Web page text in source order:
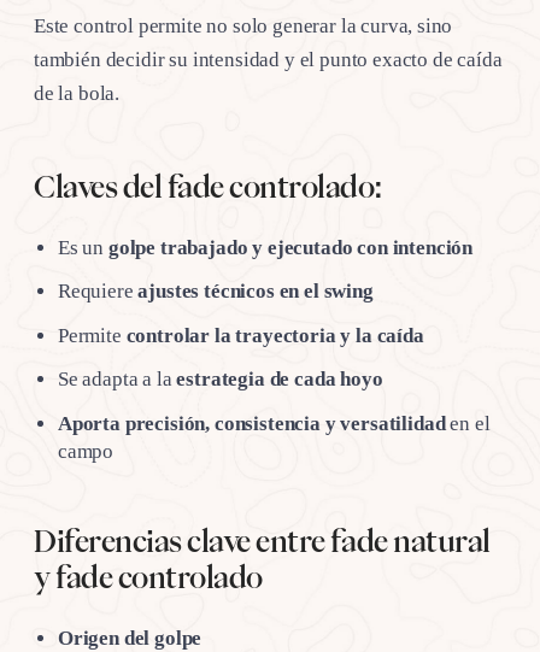
Este control permite no solo generar la curva, sino
también decidir su intensidad y el punto exacto de caída
de la bola.
Claves del fade controlado:
Es un golpe trabajado y ejecutado con intención
Requiereajustes técnicos en el swing
Permite controlar la trayectoria y la caída
Se adapta a laestrategia de cada hoyo
Aporta precisión, consistencia y versatilidaden el
campo
Diferencias clave entre fade natural
y fade controlado
Origen del golpe